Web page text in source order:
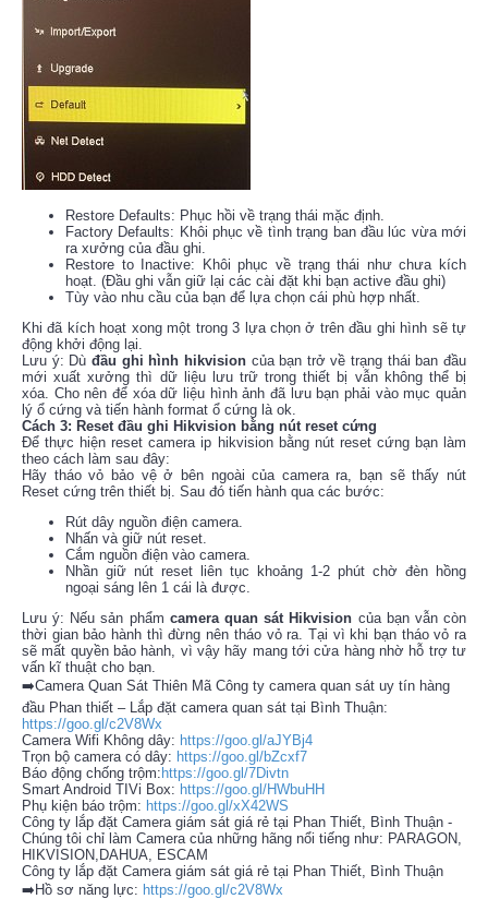
Restore Defaults: Phục hồi về trạng thái mặc định.
Factory Defaults: Khôi phục về tình trạng ban đầu lúc vừa mới
ra xưởng của đầu ghi.
Restore to Inactive: Khôi phục về trạng thái như chưa kích
hoạt. (Đầu ghi vẫn giữ lại các cài đặt khi bạn active đầu ghi)
Tùy vào nhu cầu của bạn để lựa chọn cái phù hợp nhất.
Khi đã kích hoạt xong một trong 3 lựa chọn ở trên đầu ghi hình sẽ tự
động khởi động lại.
Lưu ý: Dù đầu ghi hình hikvisioncủa bạn trở về trạng thái ban đầu
mới xuất xưởng thì dữ liệu lưu trữ trong thiết bị vẫn không thể bị
xóa. Cho nên để xóa dữ liệu hình ảnh đã lưu bạn phải vào mục quản
lý ổ cứng và tiến hành format ổ cứng là ok.
Cách 3: Reset đầu ghi Hikvision bằng nút reset cứng
Để thực hiện reset camera ip hikvision bằng nút reset cứng bạn làm
theo cách làm sau đây:
Hãy tháo vỏ bảo vệ ở bên ngoài của camera ra, bạn sẽ thấy nút
Reset cứng trên thiết bị. Sau đó tiến hành qua các bước:
Rút dây nguồn điện camera.
Nhấn và giữ nút reset.
Cắm nguồn điện vào camera.
Nhần giữ nút reset liên tục khoảng 1-2 phút chờ đèn hồng
ngoại sáng lên 1 cái là được.
Lưu ý: Nếu sản phẩm camera quan sát Hikvision của bạn vẫn còn
thời gian bảo hành thì đừng nên tháo vỏ ra. Tại vì khi bạn tháo vỏ ra
sẽ mất quyền bảo hành, vì vậy hãy mang tới cửa hàng nhờ hỗ trợ tư
vấn kĩ thuật cho bạn.
➡️Camera Quan Sát Thiên Mã Công ty camera quan sát uy tín hàng
đầu Phan thiết – Lắp đặt camera quan sát tại Bình Thuận:
https://goo.gl/c2V8Wx
Camera Wifi Không dây: https://goo.gl/aJYBj4
Trọn bộ camera có dây: https://goo.gl/bZcxf7
Báo động chống trộm: https://goo.gl/7Divtn
Smart Android TIVi Box: https://goo.gl/HWbuHH
Phụ kiện báo trộm: https://goo.gl/xX42WS
Công ty lắp đặt Camera giám sát giá rẻ tại Phan Thiết, Bình Thuận -
Chúng tôi chỉ làm Camera của những hãng nổi tiếng như: PARAGON,
HIKVISION,DAHUA, ESCAM
Công ty lắp đặt Camera giám sát giá rẻ tại Phan Thiết, Bình Thuận
➡️Hồ sơ năng lực: https://goo.gl/c2V8Wx